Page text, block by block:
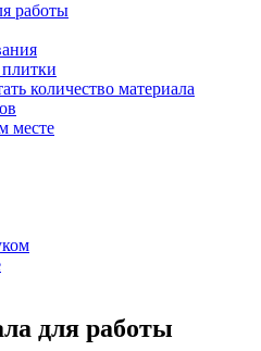
работы
количество материала
месте
для работы